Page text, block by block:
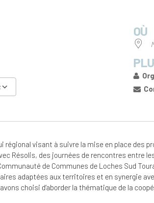
OÙ
régional visant à suivre la mise en place
Résolis, des journées de rencontres entre
de Communes de Loches Sud
adaptées aux territoires et en synergie
choisi d’aborder la thématique de la